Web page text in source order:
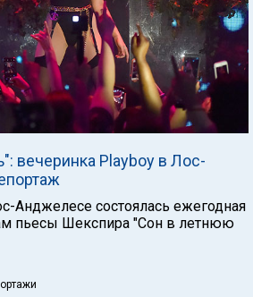
вечеринка Playboy в Лос-
Анджелесе состоялась ежегодная
пьесы Шекспира "Сон в летнюю